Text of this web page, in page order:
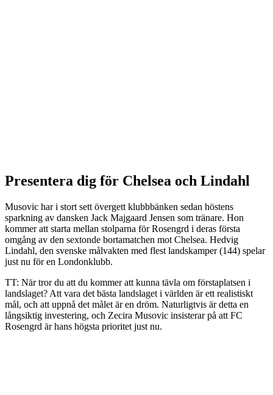
Presentera dig för Chelsea och Lindahl
Musovic har i stort sett övergett klubbbänken sedan höstens
sparkning av dansken Jack Majgaard Jensen som tränare. Hon
kommer att starta mellan stolparna för Rosengrd i deras första
omgång av den sextonde bortamatchen mot Chelsea. Hedvig
Lindahl, den svenske målvakten med flest landskamper (144) spelar
just nu för en Londonklubb.
TT: När tror du att du kommer att kunna tävla om förstaplatsen i
landslaget? Att vara det bästa landslaget i världen är ett realistiskt
mål, och att uppnå det målet är en dröm. Naturligtvis är detta en
långsiktig investering, och Zecira Musovic insisterar på att FC
Rosengrd är hans högsta prioritet just nu.